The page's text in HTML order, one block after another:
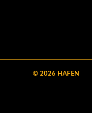
© 2026 HAFEN